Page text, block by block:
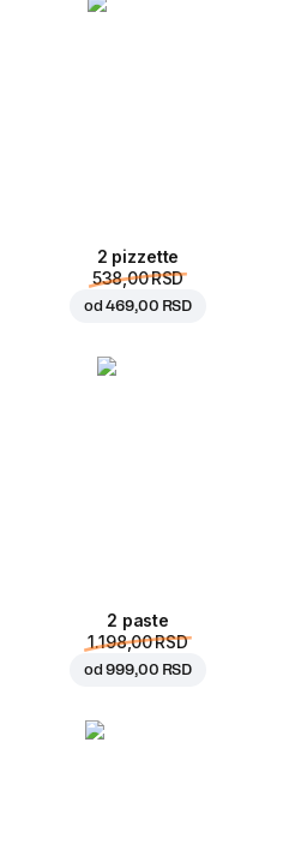
2 pizzette
538,00 RSD
od469,00 RSD
2 paste
1.198,00 RSD
od999,00 RSD